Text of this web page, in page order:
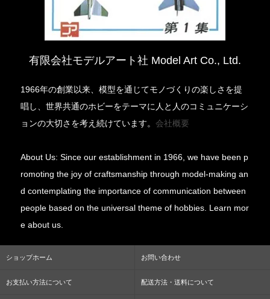
有限会社モデルアート社 Model Art Co., Ltd.
1966年の創業以来、模型を通じてモノづくりの楽しさを提
唱し、世界共通のホビーをテーマに人と人のコミュニケーシ
ョンの大切さを考え続けています。会社概要
About Us: Since our establishment in 1966, we have been p
romoting the joy of craftsmanship through model-making an
d contemplating the importance of communication between
people based on the universal theme of hobbies. Learn mor
e about us.
ショップホーム お問い合わせ
お支払い方法について 配送方法・送料について